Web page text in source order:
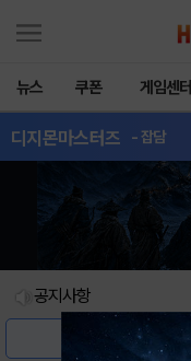
뉴스 쿠폰 게임센터
디지몬마스터즈 - 잡담
공지사항